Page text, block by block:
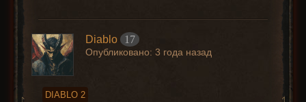
Diablo 17
Опубликовано: 3 года назад
DIABLO 2